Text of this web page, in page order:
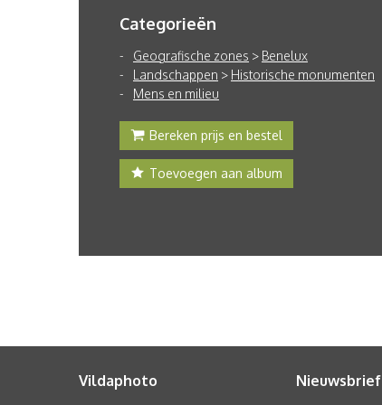
Categorieën
Geografische zones > Benelux
Landschappen > Historische monumenten
Mens en milieu
Bereken prijs en bestel
Toevoegen aan album
Vildaphoto Nieuwsbrief